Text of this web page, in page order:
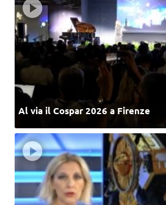
Al via il Cospar 2026 a Firenze